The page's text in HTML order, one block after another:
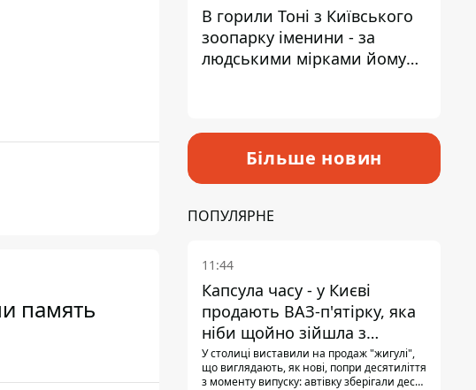
память
В горили Тоні з Київського
зоопарку іменини - за
людськими мірками йому
Більше новин
ПОПУЛЯРНЕ
11:44
Капсула часу - у Києві
продають ВАЗ-п'ятірку, яка
ніби щойно зійшла з
конвейєра
У столиці виставили на продаж "жигулі",
що виглядають, як нові, попри десятиліття
з моменту випуску: автівку зберігали десь